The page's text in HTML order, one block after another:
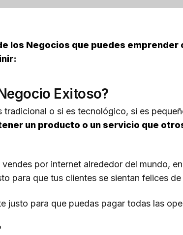
los Negocios que puedes emprender
Exitoso?
tradicional o si es tecnológico, si es
un producto o un servicio que
vendes por internet alrededor del mundo,
para que tus clientes se sientan felices de
justo para que puedas pagar todas las